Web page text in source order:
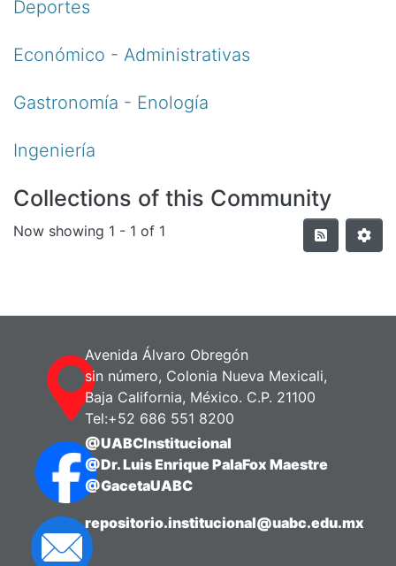
Deportes
Económico - Administrativas
Gastronomía - Enología
Ingeniería
Collections of this Community
Now showing 1 - 1 of 1
Avenida Álvaro Obregón
sin número, Colonia Nueva Mexicali,
Baja California, México. C.P. 21100
Tel:+52 686 551 8200
@UABCInstitucional
@Dr. Luis Enrique PalaFox Maestre
@GacetaUABC
repositorio.institucional@uabc.edu.mx